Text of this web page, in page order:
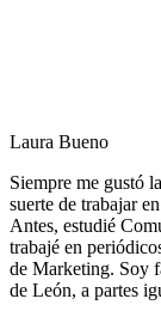
Laura Bueno
Siempre me gustó
suerte de trabajar
Antes, estudié
trabajé en
de Marketing. Soy
de León, a partes